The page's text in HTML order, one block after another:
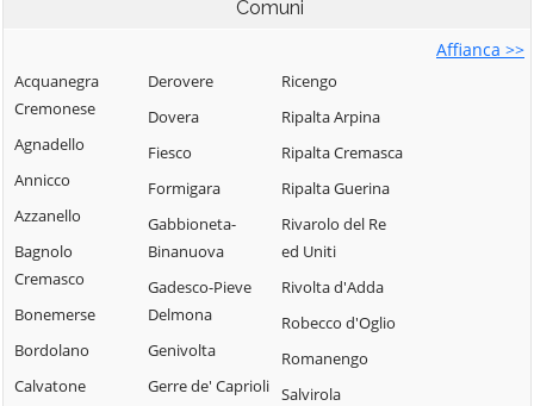
Comuni
Affianca >>
Acquanegra
Cremonese
Agnadello
Annicco
Azzanello
Bagnolo
Cremasco
Bonemerse
Bordolano
Calvatone
Derovere
Dovera
Fiesco
Formigara
Gabbioneta-
Binanuova
Gadesco-Pieve
Delmona
Genivolta
Gerre de' Caprioli
Ricengo
Ripalta Arpina
Ripalta Cremasca
Ripalta Guerina
Rivarolo del Re
ed Uniti
Rivolta d'Adda
Robecco d'Oglio
Romanengo
Salvirola